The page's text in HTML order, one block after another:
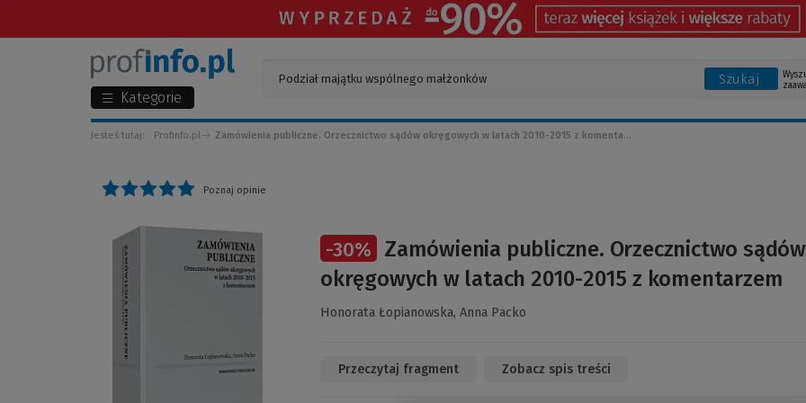
Kategorie
Szukaj
Jesteś tutaj: Profinfo.pl Zamówienia publiczne. Orzecznictwo sądów okręgowych w latach 2010-2015 z komenta...
Poznaj opinie
(Link
-30% Zamówienia publiczne. Orzecznictwo sądów
okręgowych w latach 2010-2015 z komentarzem
Honorata Łopianowska, Anna Packo
Przeczytaj fragment Zobacz spis treści